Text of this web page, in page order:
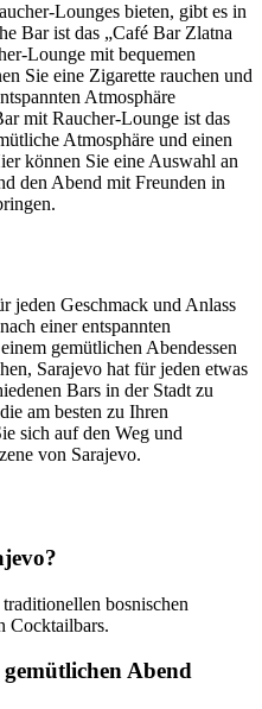
Lounges bieten, gibt es in
Bar ist das „Café Bar Zlatna
Lounge mit bequemen
Sie eine Zigarette rauchen und
Atmosphäre
mit Raucher-Lounge ist das
Atmosphäre und einen
können Sie eine Auswahl an
den Abend mit Freunden in
jeden Geschmack und Anlass
einer entspannten
gemütlichen Abendessen
Sarajevo hat für jeden etwas
Bars in der Stadt zu
am besten zu Ihren
sich auf den Weg und
von Sarajevo.
bosnischen
Cocktailbars.
Abend